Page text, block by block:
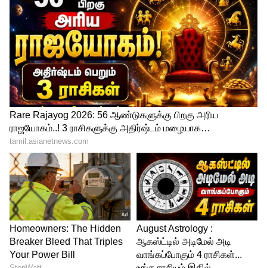
5. 5ஜி அலைக்கற்றை ஏலம் நடத்தலாம்
என தொலைத்தொடர்பு ஒழுங்குமுறை
ஆணையம்(டிராய்) பரிந்துரை
செய்ததையடுத்து, மத்தியஅமைச்சரவை
கடந்த மாதம் 5ஜி ஏலம் நடத்தஒப்புதல்
அளித்தது.
6. ஏலம் கேட்க வரும
நிறுவனங்களைஈர்க்க பேமெண்ட் முறை
எளிதாக்கப்பட்டுள்ளது.